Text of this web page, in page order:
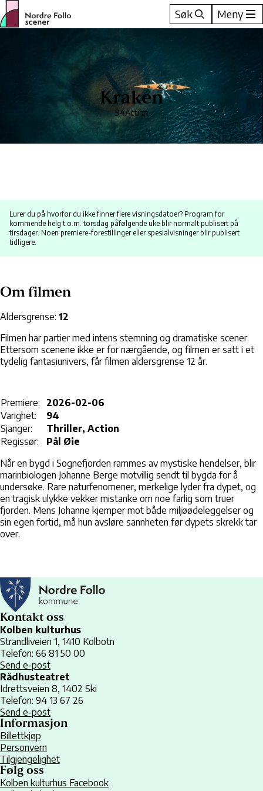
Hopp
til
innhold
Søk Meny
Kraken
94Action
Lurer du på hvorfor du ikke finner flere visningsdatoer? Program for
kommende helg t.o.m. torsdag påfølgende uke blir normalt publisert på
tirsdager. Noen premiere-forestillinger eller spesialvisninger blir publisert
tidligere.
Om filmen
Aldersgrense: 12
Filmen har partier med intens stemning og dramatiske scener.
Ettersom scenene ikke er for nærgående, og filmen er satt i et
tydelig fantasiunivers, får filmen aldersgrense 12 år.
Premiere:
2026-02-06
Varighet:
94
Sjanger:
Thriller, Action
Regissør:
Pål Øie
Når en bygd i Sognefjorden rammes av mystiske hendelser, blir
marinbiologen Johanne Berge motvillig sendt til bygda for å
undersøke. Rare naturfenomener, merkelige lyder fra dypet, og
en tragisk ulykke vekker mistanke om noe farlig som truer
fjorden. Mens Johanne kjemper mot både miljøødeleggelser og
sin egen fortid, må hun avsløre sannheten før dypets skrekk tar
over.
Kontakt oss
Kolben kulturhus
Strandliveien 1, 1410 Kolbotn
Telefon: 66 81 50 00
Send e-post
Rådhusteatret
Idrettsveien 8, 1402 Ski
Telefon: 94 13 67 26
Send e-post
Informasjon
Billettkjøp
Personvern
Tilgjengelighet
Følg oss
Kolben kulturhus Facebook